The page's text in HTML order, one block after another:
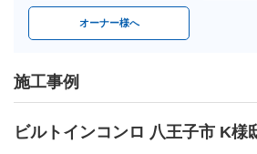
オーナー様へ
施工事例
ビルトインコンロ 八王子市 K様